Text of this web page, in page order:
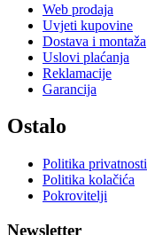
Web prodaja
Uvjeti kupovine
Dostava i montaža
Uslovi plaćanja
Reklamacije
Garancija
Ostalo
Politika privatnosti
Politika kolačića
Pokrovitelji
Newsletter